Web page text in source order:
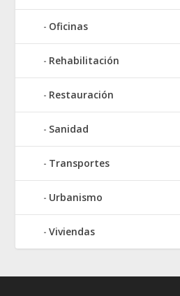
Oficinas
Rehabilitación
Restauración
Sanidad
Transportes
Urbanismo
Viviendas